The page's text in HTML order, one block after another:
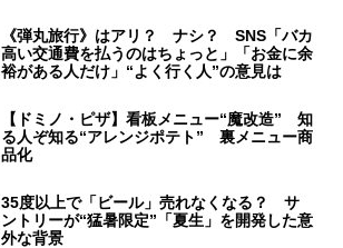
《弾丸旅行》はアリ？ ナシ？ SNS「バカ
高い交通費を払うのはちょっと」「お金に余
裕がある人だけ」“よく行く人”の意見は
【ドミノ・ピザ】看板メニュー“魔改造” 知
る人ぞ知る“アレンジポテト” 裏メニュー商
品化
35度以上で「ビール」売れなくなる？ サ
ントリーが“猛暑限定”「夏生」を開発した意
外な背景